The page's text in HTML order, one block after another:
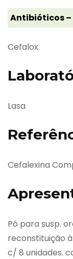
Antibióticos –
Cefalox
Lasa
Cefalexina
Pó para susp.
reconstituição
c/ 8 unidades.